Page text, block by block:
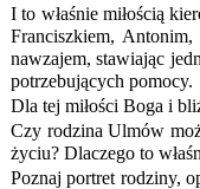
I to właśnie miłością
Franciszkiem,
nawzajem, stawiając
potrzebujących pomocy.
Dla tej miłości Boga i
Czy rodzina Ulmów
życiu? Dlaczego to
Poznaj portret rodziny,